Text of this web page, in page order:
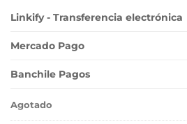
Linkify - Transferencia electrónica
Mercado Pago
Banchile Pagos
Agotado